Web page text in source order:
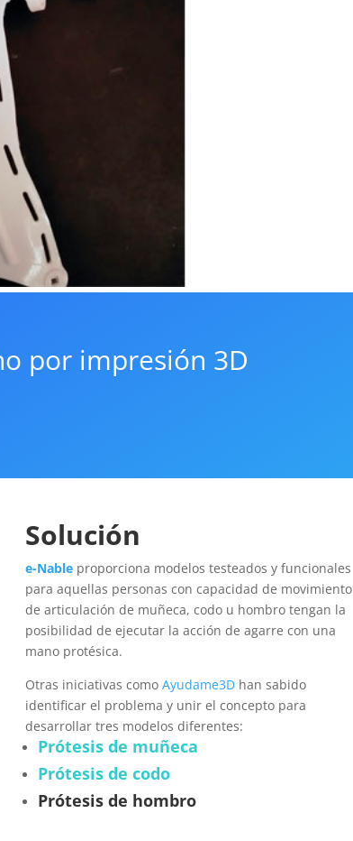
por impresión 3D
Solución
e-Nable proporciona modelos testeados y funcionales
para aquellas personas con capacidad de movimiento
de articulación de muñeca, codo u hombro tengan la
posibilidad de ejecutar la acción de agarre con una
mano protésica.
Otras iniciativas comoAyudame3D han sabido
identificar el problema y unir el concepto para
desarrollar tres modelos diferentes:
Prótesis de muñeca
Prótesis de codo
Prótesis de hombro